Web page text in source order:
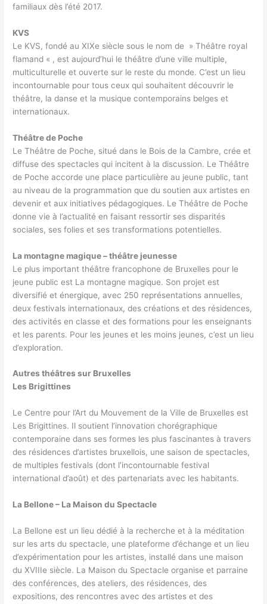
familiaux dès l’été 2017.
KVS
Le KVS, fondé au XIXe siècle sous le nom de » Théâtre royal
flamand « , est aujourd’hui le théâtre d’une ville multiple,
multiculturelle et ouverte sur le reste du monde. C’est un lieu
incontournable pour tous ceux qui souhaitent découvrir le
théâtre, la danse et la musique contemporains belges et
internationaux.
Théâtre de Poche
Le Théâtre de Poche, situé dans le Bois de la Cambre, crée et
diffuse des spectacles qui incitent à la discussion. Le Théâtre
de Poche accorde une place particulière au jeune public, tant
au niveau de la programmation que du soutien aux artistes en
devenir et aux initiatives pédagogiques. Le Théâtre de Poche
donne vie à l’actualité en faisant ressortir ses disparités
sociales, ses folies et ses transformations potentielles.
La montagne magique – théâtre jeunesse
Le plus important théâtre francophone de Bruxelles pour le
jeune public est La montagne magique. Son projet est
diversifié et énergique, avec 250 représentations annuelles,
deux festivals internationaux, des créations et des résidences,
des activités en classe et des formations pour les enseignants
et les parents. Pour les jeunes et les moins jeunes, c’est un lieu
d’exploration.
Autres théâtres sur Bruxelles
Les Brigittines
Le Centre pour l’Art du Mouvement de la Ville de Bruxelles est
Les Brigittines. Il soutient l’innovation chorégraphique
contemporaine dans ses formes les plus fascinantes à travers
des résidences d’artistes bruxellois, une saison de spectacles,
de multiples festivals (dont l’incontournable festival
international d’août) et des partenariats avec les habitants.
La Bellone – La Maison du Spectacle
La Bellone est un lieu dédié à la recherche et à la méditation
sur les arts du spectacle, une plateforme d’échange et un lieu
d’expérimentation pour les artistes, installé dans une maison
du XVIIIe siècle. La Maison du Spectacle organise et parraine
des conférences, des ateliers, des résidences, des
expositions, des rencontres avec des artistes et des